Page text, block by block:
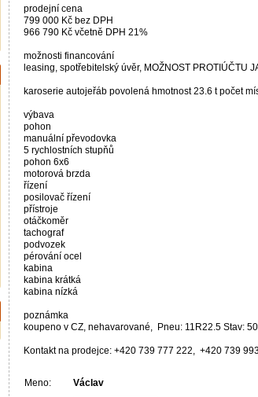
prodejní cena
799 000 Kč bez DPH
966 790 Kč včetně DPH 21%
možnosti financování
leasing, spotřebitelský úvěr, MOŽNOST PROTIÚČTU
karoserie autojeřáb povolená hmotnost 23.6 t počet
výbava
pohon
manuální převodovka
5 rychlostních stupňů
pohon 6x6
motorová brzda
řízení
posilovač řízení
přístroje
otáčkoměr
tachograf
podvozek
pérování ocel
kabina
kabina krátká
kabina nízká
poznámka
koupeno v CZ,​ nehavarované, ​ Pneu: 11R22.5 Stav:
Kontakt na prodejce: ​+420 739 777 222, ​ ​+420 739
Meno: Václav